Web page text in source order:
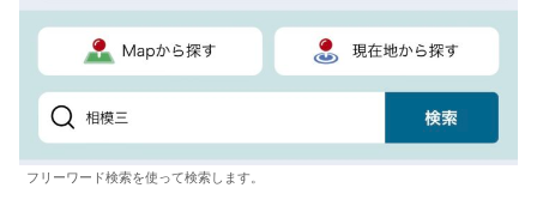
フリーワード検索を使って検索します。